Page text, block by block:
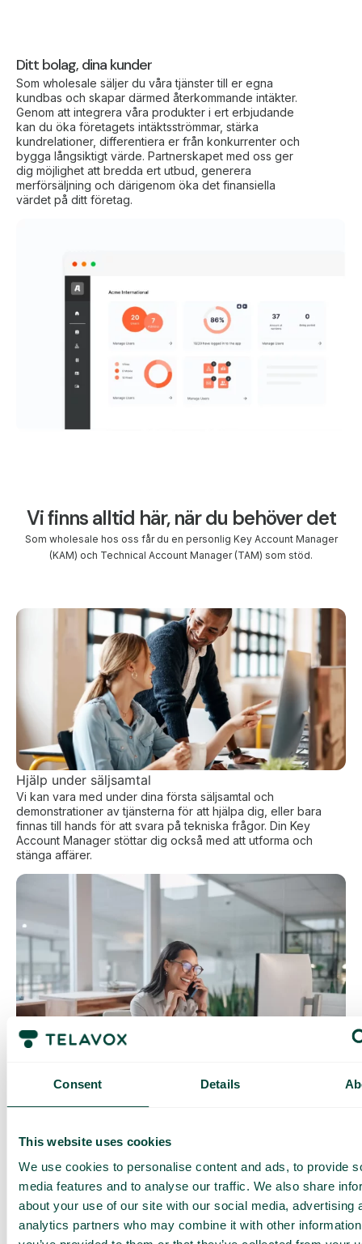
Consent Details
This website uses cookies
We use cookies to personalise content and ads, to provide
media features and to analyse our traffic. We also share
about your use of our site with our social media, advertising
analytics partners who may combine it with other
Ditt bolag, dina kunder
Som wholesale säljer du våra tjänster till er egna
kundbas och skapar därmed återkommande intäkter.
Genom att integrera våra produkter i ert erbjudande
kan du öka företagets intäktsströmmar, stärka
kundrelationer, differentiera er från konkurrenter och
bygga långsiktigt värde. Partnerskapet med oss ger
dig möjlighet att bredda ert utbud, generera
merförsäljning och därigenom öka det finansiella
värdet på ditt företag.
Vi finns alltid här, när du behöver det
Som wholesale hos oss får du en personlig Key Account Manager
(KAM) och Technical Account Manager (TAM) som stöd.
Hjälp under säljsamtal
Vi kan vara med under dina första säljsamtal och
demonstrationer av tjänsterna för att hjälpa dig, eller bara
finnas till hands för att svara på tekniska frågor. Din Key
Account Manager stöttar dig också med att utforma och
stänga affärer.
Onboarding
målgrupper och kundresan genom partnerprogrammet. Du får
insikter i värdebaserad försäljning, vad som skapar
efterfrågan, service, support och gemensam strategisk
planering. Du har en löpande dialog och får uppdateringar
från din kontaktperson.